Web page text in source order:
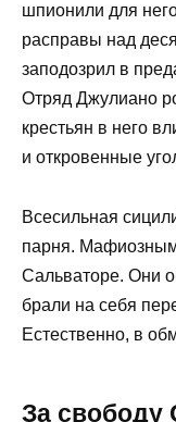
шпионили для
расправы над
заподозрил в
Отряд Джулиано
крестьян в него
и откровенные
Всесильная
парня.
Сальваторе. Они
брали на себя
Естественно, в
За свободу